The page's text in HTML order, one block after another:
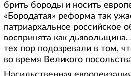
брить бороды и носить
«Бородатая» реформа так
патриархальное российское
воспринята как
тех пор подозревали в том,
во время Великого